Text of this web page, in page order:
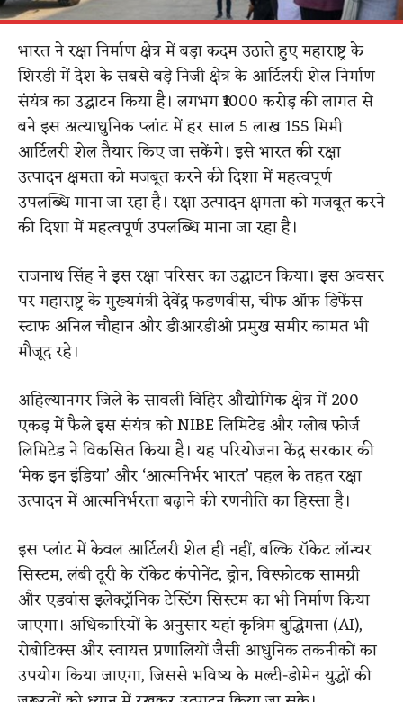
भारत ने रक्षा निर्माण क्षेत्र में बड़ा कदम उठाते हुए महाराष्ट्र के
शिरडी में देश के सबसे बड़े निजी क्षेत्र के आर्टिलरी शेल निर्माण
संयंत्र का उद्घाटन किया है। लगभग ₹1000 करोड़ की लागत से
बने इस अत्याधुनिक प्लांट में हर साल 5 लाख 155 मिमी
आर्टिलरी शेल तैयार किए जा सकेंगे। इसे भारत की रक्षा
उत्पादन क्षमता को मजबूत करने की दिशा में महत्वपूर्ण
उपलब्धि माना जा रहा है। रक्षा उत्पादन क्षमता को मजबूत करने
की दिशा में महत्वपूर्ण उपलब्धि माना जा रहा है।
राजनाथ सिंह ने इस रक्षा परिसर का उद्घाटन किया। इस अवसर
पर महाराष्ट्र के मुख्यमंत्री देवेंद्र फडणवीस, चीफ ऑफ डिफेंस
स्टाफ अनिल चौहान और डीआरडीओ प्रमुख समीर कामत भी
मौजूद रहे।
अहिल्यानगर जिले के सावली विहिर औद्योगिक क्षेत्र में 200
एकड़ में फैले इस संयंत्र को NIBE लिमिटेड और ग्लोब फोर्ज
लिमिटेड ने विकसित किया है। यह परियोजना केंद्र सरकार की
‘मेक इन इंडिया’ और ‘आत्मनिर्भर भारत’ पहल के तहत रक्षा
उत्पादन में आत्मनिर्भरता बढ़ाने की रणनीति का हिस्सा है।
इस प्लांट में केवल आर्टिलरी शेल ही नहीं, बल्कि रॉकेट लॉन्चर
सिस्टम, लंबी दूरी के रॉकेट कंपोनेंट, ड्रोन, विस्फोटक सामग्री
और एडवांस इलेक्ट्रॉनिक टेस्टिंग सिस्टम का भी निर्माण किया
जाएगा। अधिकारियों के अनुसार यहां कृत्रिम बुद्धिमत्ता (AI),
रोबोटिक्स और स्वायत्त प्रणालियों जैसी आधुनिक तकनीकों का
उपयोग किया जाएगा, जिससे भविष्य के मल्टी-डोमेन युद्धों की